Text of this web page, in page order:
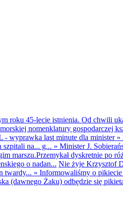
roku 45-lecie istnienia. Od chwili
nomenklatury gospodarczej
- wyprawka last minute dla minister»
na... g... » Minister J.
marszu.Przemykał dyskretnie po
o nadan... Nie żyje Krzysztof
twardy... » Informowaliśmy o
(dawnego Żaku) odbędzie się